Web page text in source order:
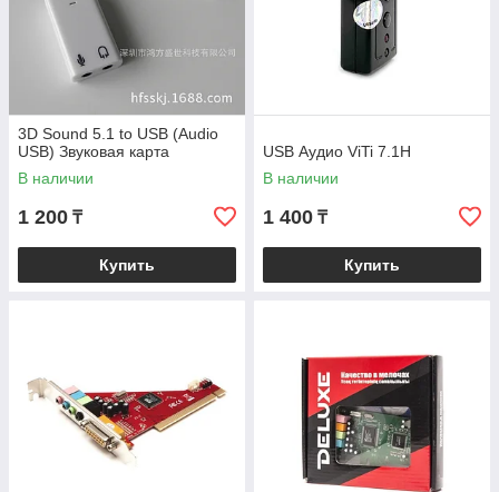
3D Sound 5.1 to USB (Audio
USB) Звуковая карта
В наличии
1 200 ₸
Купить
USB Аудио ViTi 7.1H
В наличии
1 400 ₸
Купить